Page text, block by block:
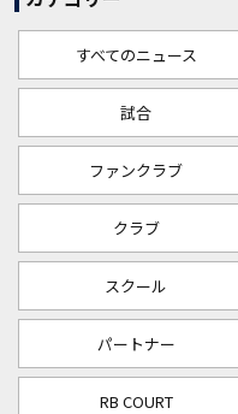
すべてのニュース
試合
ファンクラブ
クラブ
スクール
パートナー
RB COURT